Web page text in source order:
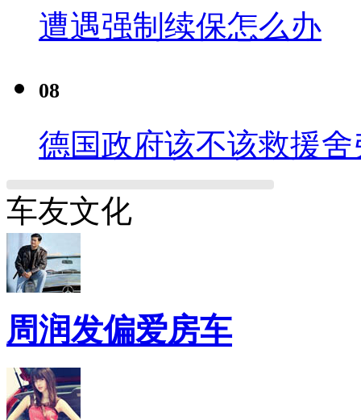
遭遇强制续保怎么办
08
德国政府该不该救援舍
车友文化
周润发偏爱房车